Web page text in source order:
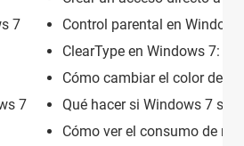
7
Control parental en Windows
ClearType en Windows 7:
Cómo cambiar el color de
7
Qué hacer si Windows 7 se
Cómo ver el consumo de